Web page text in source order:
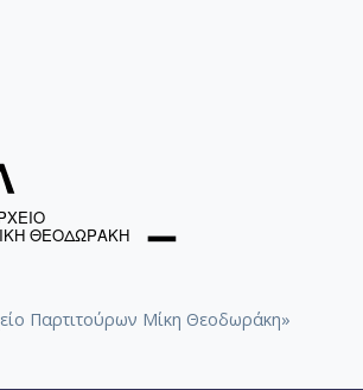
Παρτιτούρων Μίκη Θεοδωράκη»